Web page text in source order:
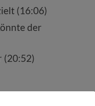
(16:06)
der
(20:52)